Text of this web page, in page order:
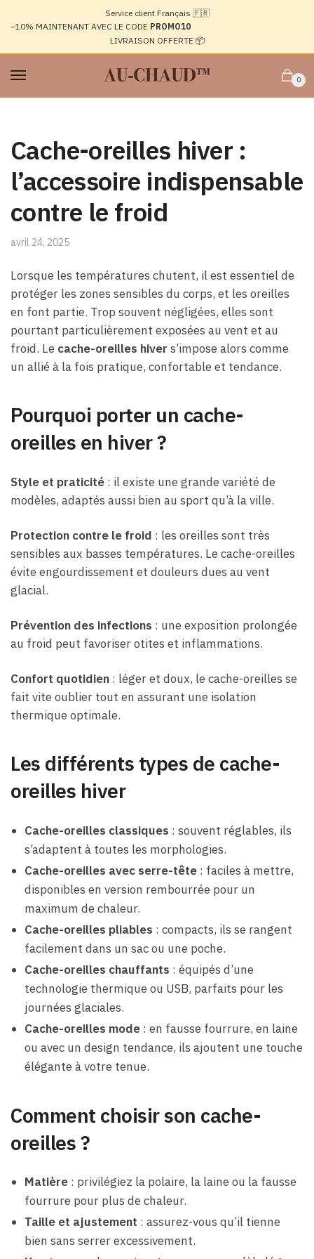
navigation
Service client Français 🇫🇷
–10% MAINTENANT AVEC LE CODE PROMO10
LIVRAISON OFFERTE 📦
0
Cache-oreilles hiver :
l’accessoire indispensable
contre le froid
avril 24, 2025
Lorsque les températures chutent, il est essentiel de
protéger les zones sensibles du corps, et les oreilles
en font partie. Trop souvent négligées, elles sont
pourtant particulièrement exposées au vent et au
froid. Le cache-oreilles hiver s’impose alors comme
un allié à la fois pratique, confortable et tendance.
Pourquoi porter un cache-
oreilles en hiver ?
Style et praticité : il existe une grande variété de
modèles, adaptés aussi bien au sport qu’à la ville.
Protection contre le froid : les oreilles sont très
sensibles aux basses températures. Le cache-oreilles
évite engourdissement et douleurs dues au vent
glacial.
Prévention des infections : une exposition prolongée
au froid peut favoriser otites et inflammations.
Confort quotidien : léger et doux, le cache-oreilles se
fait vite oublier tout en assurant une isolation
thermique optimale.
Les différents types de cache-
oreilles hiver
Cache-oreilles classiques : souvent réglables, ils
s’adaptent à toutes les morphologies.
Cache-oreilles avec serre-tête : faciles à mettre,
disponibles en version rembourrée pour un
maximum de chaleur.
Cache-oreilles pliables : compacts, ils se rangent
facilement dans un sac ou une poche.
Cache-oreilles chauffants : équipés d’une
technologie thermique ou USB, parfaits pour les
journées glaciales.
Cache-oreilles mode : en fausse fourrure, en laine
ou avec un design tendance, ils ajoutent une touche
élégante à votre tenue.
Comment choisir son cache-
oreilles ?
Matière : privilégiez la polaire, la laine ou la fausse
fourrure pour plus de chaleur.
Taille et ajustement : assurez-vous qu’il tienne
bien sans serrer excessivement.